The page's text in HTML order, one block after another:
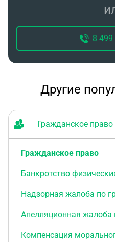
явился в судебное
уголовное
качестве ответчика указан судья, рассмотревший
уголовное
8 499
Другие
Гражданское право
Гражданское право
Банкротство
Надзорная жалоба по
Апелляционная
Компенсация